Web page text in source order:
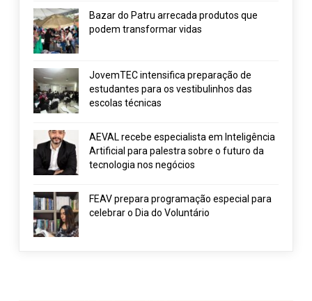
Bazar do Patru arrecada produtos que
podem transformar vidas
JovemTEC intensifica preparação de
estudantes para os vestibulinhos das
escolas técnicas
AEVAL recebe especialista em Inteligência
Artificial para palestra sobre o futuro da
tecnologia nos negócios
FEAV prepara programação especial para
celebrar o Dia do Voluntário